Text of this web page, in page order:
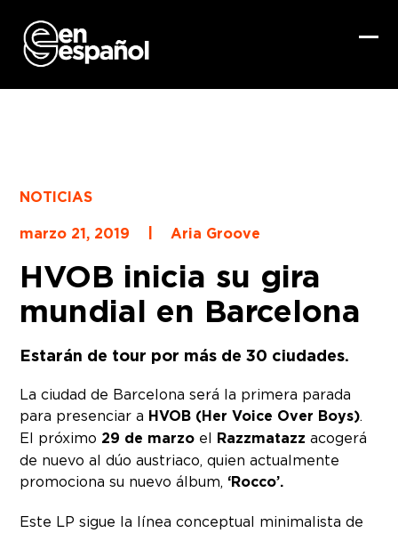
content
NOTICIAS
marzo 21, 2019
| Aria Groove
HVOB inicia su gira
mundial en Barcelona
Estarán de tour por más de 30 ciudades.
La ciudad de Barcelona será la primera parada
para presenciar a HVOB (Her Voice Over Boys).
El próximo 29 de marzo el Razzmatazz acogerá
de nuevo al dúo austriaco, quien actualmente
promociona su nuevo álbum, ‘Rocco’.
Este LP sigue la línea conceptual minimalista de